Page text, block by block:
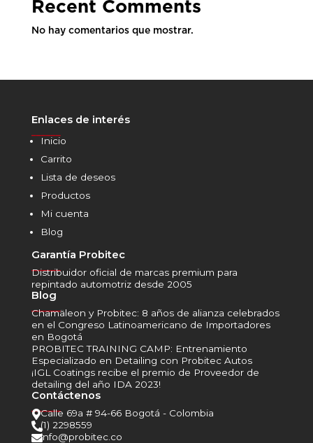
Recent Comments
No hay comentarios que mostrar.
Enlaces de interés
Inicio
Carrito
Lista de deseos
Productos
Mi cuenta
Blog
Garantía Probitec
______
Distribuidor oficial de marcas premium para
repintado automotriz desde 2005
Blog
______
Chamäleon y Probitec: 8 años de alianza celebrados
en el Congreso Latinoamericano de Importadores
en Bogotá
PROBITEC TRAINING CAMP: Entrenamiento
Especializado en Detailing con Probitec Autos
¡IGL Coatings recibe el premio de Proveedor de
detailing del año IDA 2023!
Contáctenos
______
Calle 69a # 94-66 Bogotá - Colombia
(1) 2298559
info@probitec.co